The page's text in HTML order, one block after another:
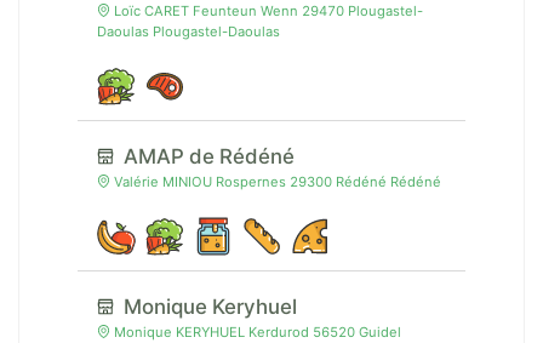
Loïc CARET Feunteun Wenn 29470 Plougastel-
Daoulas Plougastel-Daoulas
AMAP de Rédéné
Valérie MINIOU Rospernes 29300 Rédéné Rédéné
Monique Keryhuel
Monique KERYHUEL Kerdurod 56520 Guidel